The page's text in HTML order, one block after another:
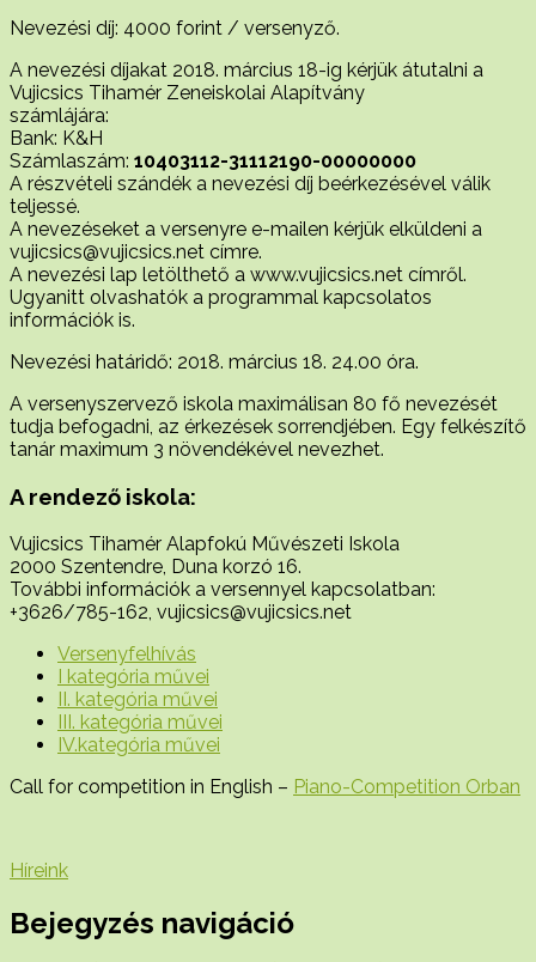
Nevezési díj: 4000 forint / versenyző.
A nevezési díjakat 2018. március 18-ig kérjük átutalni a
Vujicsics Tihamér Zeneiskolai Alapítvány
számlájára:
Bank: K&H
Számlaszám: 10403112-31112190-00000000
A részvételi szándék a nevezési díj beérkezésével válik
teljessé.
A nevezéseket a versenyre e-mailen kérjük elküldeni a
vujicsics@vujicsics.net címre.
A nevezési lap letölthető a www.vujicsics.net címről.
Ugyanitt olvashatók a programmal kapcsolatos
információk is.
Nevezési határidő: 2018. március 18. 24.00 óra.
A versenyszervező iskola maximálisan 80 fő nevezését
tudja befogadni, az érkezések sorrendjében. Egy felkészítő
tanár maximum 3 növendékével nevezhet.
A rendező iskola:
Vujicsics Tihamér Alapfokú Művészeti Iskola
2000 Szentendre, Duna korzó 16.
További információk a versennyel kapcsolatban:
+3626/785-162, vujicsics@vujicsics.net
Versenyfelhívás
I kategória művei
II. kategória művei
III. kategória művei
IV.kategória művei
Call for competition in English – Piano-Competition Orban
Híreink
Bejegyzés navigáció